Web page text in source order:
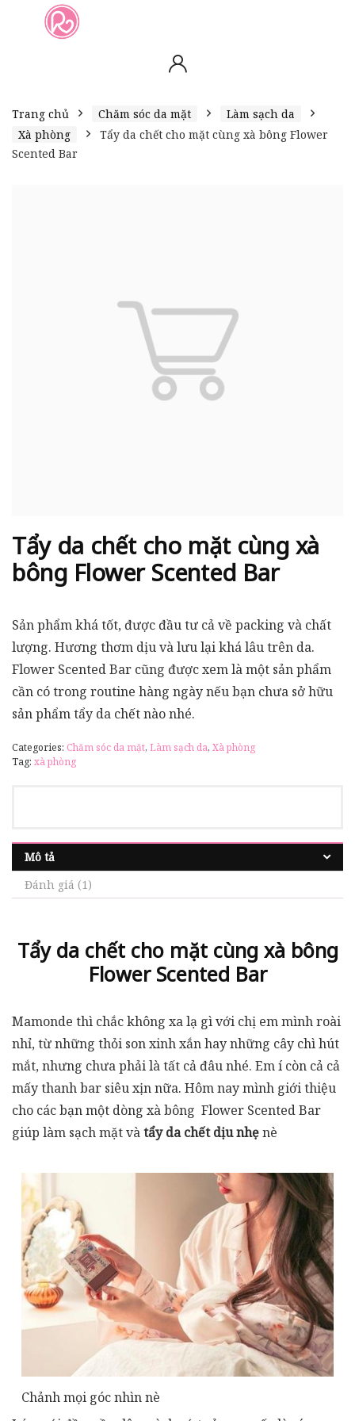
Trang chủ Chăm sóc da mặt
Làm sạch da
Xà phòng
Tẩy da chết cho mặt cùng xà bông Flower
Scented Bar
Tẩy da chết cho mặt cùng xà
bông Flower Scented Bar
Sản phẩm khá tốt, được đầu tư cả về packing và chất
lượng. Hương thơm dịu và lưu lại khá lâu trên da.
Flower Scented Bar cũng được xem là một sản phẩm
cần có trong routine hàng ngày nếu bạn chưa sở hữu
sản phẩm tẩy da chết nào nhé.
Categories: Chăm sóc da mặt, Làm sạch da, Xà phòng
Tag: xà phòng
Mô tả
Đánh giá (1)
Tẩy da chết cho mặt cùng xà bông
Flower Scented Bar
Mamonde thì chắc không xa lạ gì với chị em mình roài
nhỉ, từ những thỏi son xinh xắn hay những cây chì hút
mắt, nhưng chưa phải là tất cả đâu nhé. Em í còn cả cả
mấy thanh bar siêu xịn nữa. Hôm nay mình giới thiệu
cho các bạn một dòng xà bông Flower Scented Bar
giúp làm sạch mặt vàtẩy da chết dịu nhẹnè
Chảnh mọi góc nhìn nè